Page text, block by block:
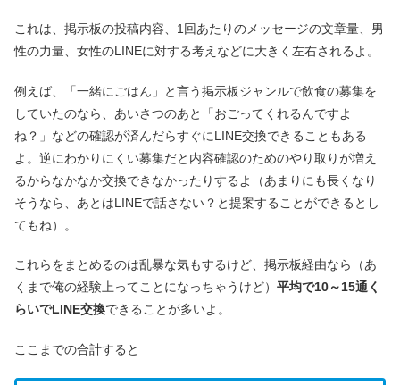
これは、掲示板の投稿内容、1回あたりのメッセージの文章量、男
性の力量、女性のLINEに対する考えなどに大きく左右されるよ。
例えば、「一緒にごはん」と言う掲示板ジャンルで飲食の募集を
していたのなら、あいさつのあと「おごってくれるんですよ
ね？」などの確認が済んだらすぐにLINE交換できることもある
よ。逆にわかりにくい募集だと内容確認のためのやり取りが増え
るからなかなか交換できなかったりするよ（あまりにも長くなり
そうなら、あとはLINEで話さない？と提案することができるとし
てもね）。
これらをまとめるのは乱暴な気もするけど、掲示板経由なら（あ
くまで俺の経験上ってことになっちゃうけど） 平均で10～15通く
らいでLINE交換できることが多いよ。
ここまでの合計すると